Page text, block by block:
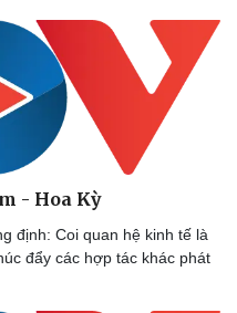
Thị trường
Giá vàng
- Hoa Kỳ
định: Coi quan hệ kinh tế là
đẩy các hợp tác khác phát